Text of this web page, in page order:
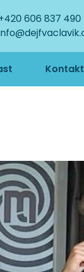
606 837 490
Kontakt